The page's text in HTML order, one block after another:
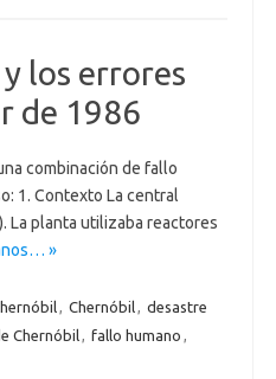
los errores
de 1986
combinación de fallo
1. Contexto La central
La planta utilizaba reactores
»
, Chernóbil, desastre
Chernóbil, fallo humano ,